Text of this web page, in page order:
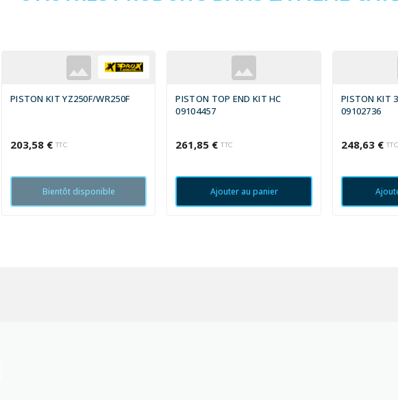
PISTON KIT YZ250F/WR250F
203,58 € TTC
Bientôt disponible
PISTON TOP END KIT HC
09104457
261,85 € TTC
Ajouter au panier
PISTON KIT
09102736
248,63 € TTC